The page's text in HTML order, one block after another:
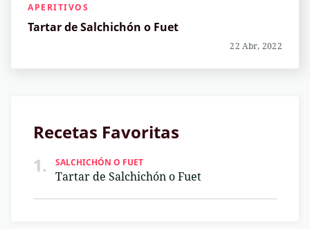
APERITIVOS
Tartar de Salchichón o Fuet
22 Abr, 2022
Recetas Favoritas
1.
SALCHICHÓN O FUET
Tartar de Salchichón o Fuet